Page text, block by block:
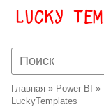
Главная » Power BI »
LuckyTemplates